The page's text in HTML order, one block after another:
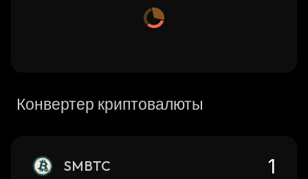
Конвертер криптовалюты
SMBTC